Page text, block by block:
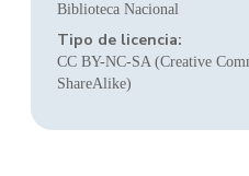
Biblioteca Nacional
Tipo de licencia:
CC BY-NC-SA (Creative
ShareAlike)